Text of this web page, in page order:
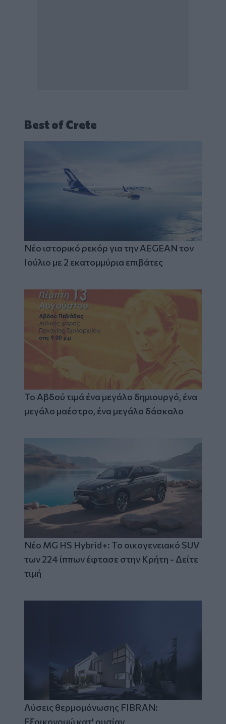
Best of Crete
Νέο ιστορικό ρεκόρ για την AEGEAN τον
Ιούλιο με 2 εκατομμύρια επιβάτες
Το Αβδού τιμά ένα μεγάλο δημιουργό, ένα
μεγάλο μαέστρο, ένα μεγάλο δάσκαλο
Νέο MG HS Hybrid+: Το οικογενειακό SUV
των 224 ίππων έφτασε στην Κρήτη - Δείτε
τιμή
Λύσεις θερμομόνωσης FIBRAN:
Εξοικονομώ κατ' ουσίαν